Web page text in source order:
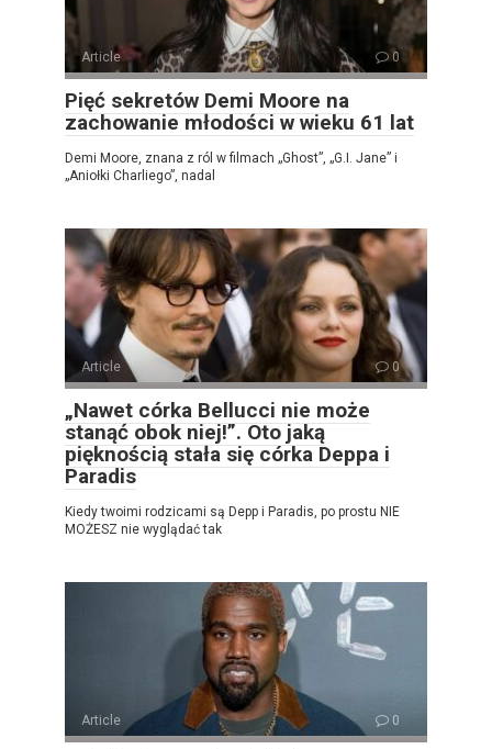
Article 0
Pięć sekretów Demi Moore na
zachowanie młodości w wieku 61 lat
Demi Moore, znana z ról w filmach „Ghost”, „G.I. Jane” i
„Aniołki Charliego”, nadal
Article 0
„Nawet córka Bellucci nie może
stanąć obok niej!”. Oto jaką
pięknością stała się córka Deppa i
Paradis
Kiedy twoimi rodzicami są Depp i Paradis, po prostu NIE
MOŻESZ nie wyglądać tak
Article 0